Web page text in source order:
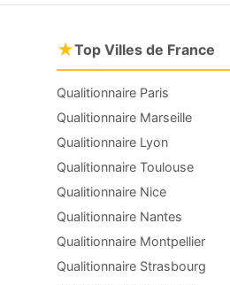
★Top Villes de France
Qualitionnaire Paris
Qualitionnaire Marseille
Qualitionnaire Lyon
Qualitionnaire Toulouse
Qualitionnaire Nice
Qualitionnaire Nantes
Qualitionnaire Montpellier
Qualitionnaire Strasbourg